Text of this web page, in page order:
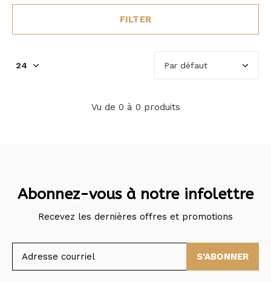
FILTER
Vu de 0 à 0 produits
Abonnez-vous à notre infolettre
Recevez les dernières offres et promotions
S'ABONNER